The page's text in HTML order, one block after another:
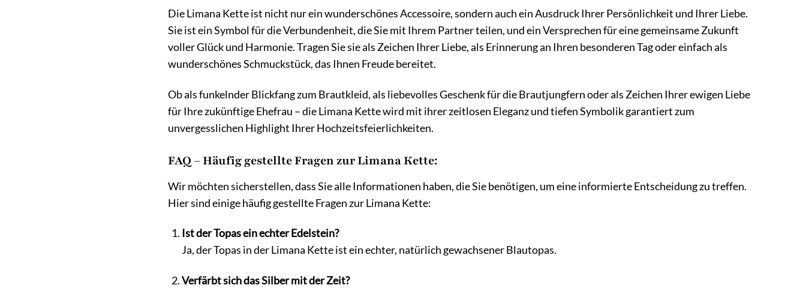
Die Limana Kette ist nicht nur ein wunderschönes Accessoire, sondern auch ein Ausdruck Ihrer Persönlichkeit und Ihrer Liebe.
Sie ist ein Symbol für die Verbundenheit, die Sie mit Ihrem Partner teilen, und ein Versprechen für eine gemeinsame Zukunft
voller Glück und Harmonie. Tragen Sie sie als Zeichen Ihrer Liebe, als Erinnerung an Ihren besonderen Tag oder einfach als
wunderschönes Schmuckstück, das Ihnen Freude bereitet.
Ob als funkelnder Blickfang zum Brautkleid, als liebevolles Geschenk für die Brautjungfern oder als Zeichen Ihrer ewigen Liebe
für Ihre zukünftige Ehefrau – die Limana Kette wird mit ihrer zeitlosen Eleganz und tiefen Symbolik garantiert zum
unvergesslichen Highlight Ihrer Hochzeitsfeierlichkeiten.
FAQ – Häufig gestellte Fragen zur Limana Kette:
Wir möchten sicherstellen, dass Sie alle Informationen haben, die Sie benötigen, um eine informierte Entscheidung zu treffen.
Hier sind einige häufig gestellte Fragen zur Limana Kette:
Ist der Topas ein echter Edelstein?
Ja, der Topas in der Limana Kette ist ein echter, natürlich gewachsener Blautopas.
Verfärbt sich das Silber mit der Zeit?